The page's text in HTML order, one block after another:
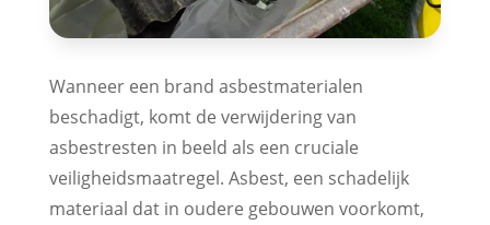
Wanneer een brand asbestmaterialen
beschadigt, komt de verwijdering van
asbestresten in beeld als een cruciale
veiligheidsmaatregel. Asbest, een schadelijk
materiaal dat in oudere gebouwen voorkomt,